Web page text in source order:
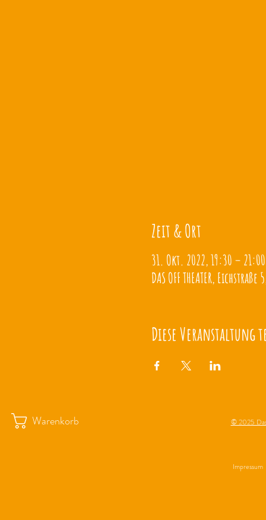
Zeit & Ort
31. Okt. 2022, 19:30 – 21:00
DAS OFF THEATER,
Diese Veranstaltung
Warenkorb © 2025
Impressum